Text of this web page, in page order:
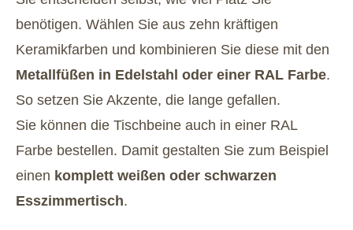
benötigen. Wählen Sie aus zehn kräftigen
Keramikfarben und kombinieren Sie diese mit den
Metallfüßen in Edelstahl oder einer RAL Farbe.
So setzen Sie Akzente, die lange gefallen.
Sie können die Tischbeine auch in einer RAL
Farbe bestellen. Damit gestalten Sie zum Beispiel
einen komplett weißen oder schwarzen
Esszimmertisch.